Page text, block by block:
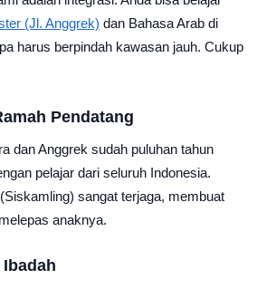
(Jl. Anggrek) dan Bahasa Arab di
harus berpindah kawasan jauh. Cukup
Pendatang
dan Anggrek sudah puluhan tahun
pelajar dari seluruh Indonesia.
sangat terjaga, membuat
anaknya.